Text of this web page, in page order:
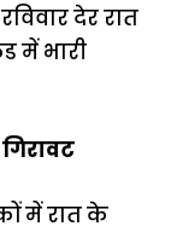
देर रात
में भारी
में रात के